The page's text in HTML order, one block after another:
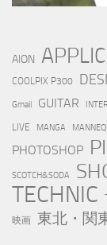
AION
COOLPIX P300
Gmail GUITAR
LIVE MANGA
PHOTOSHOP
SCOTCH&SODA
TECHNIC
映画 東北・関